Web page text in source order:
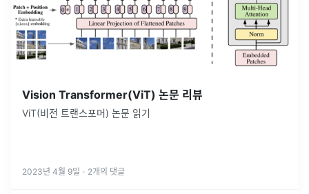
Vision Transformer(ViT) 논문 리뷰
ViT(비전 트랜스포머) 논문 읽기
2023년 4월 9일 · 2개의 댓글